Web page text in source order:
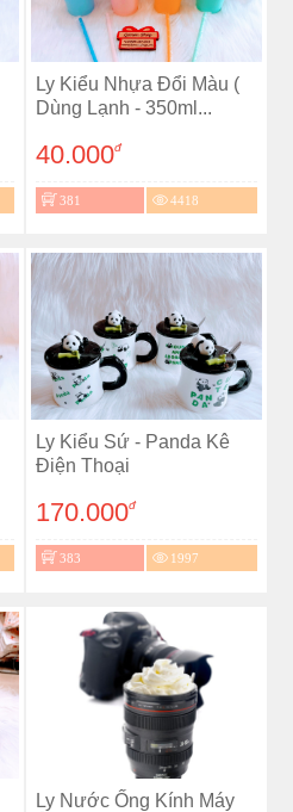
Ly Kiểu Nhựa Đổi Màu (
Dùng Lạnh - 350ml...
40.000đ
381 4418
Ly Kiểu Sứ - Panda Kê
Điện Thoại
170.000đ
383 1997
Ly Nước Ống Kính Máy